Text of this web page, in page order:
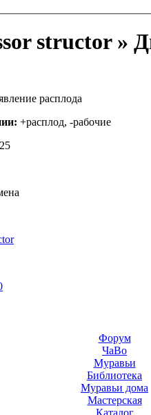
structor »
расплода
+расплод, -рабочие
25
Форум
ЧаВо
Муравьи
Библиотека
Муравьи дома
Мастерская
Каталог